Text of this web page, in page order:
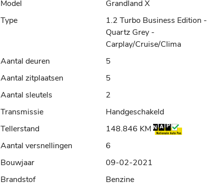
Model
Grandland X
Type
1.2 Turbo Business Edition -
Quartz Grey -
Carplay/Cruise/Clima
Aantal deuren
5
Aantal zitplaatsen
5
Aantal sleutels
2
Transmissie
Handgeschakeld
Tellerstand
148.846 KM
Aantal versnellingen
6
Bouwjaar
09-02-2021
Brandstof
Benzine